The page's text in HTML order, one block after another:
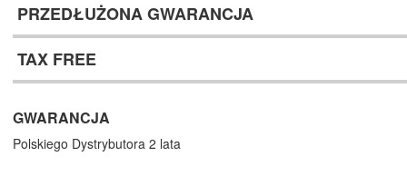
PRZEDŁUŻONA GWARANCJA
TAX FREE
GWARANCJA
Polskiego Dystrybutora 2 lata